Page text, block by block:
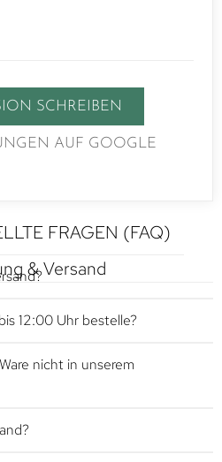
SCHREIBEN
AUF GOOGLE
FRAGEN (FAQ)
& Versand
12:00 Uhr bestelle?
nicht in unserem